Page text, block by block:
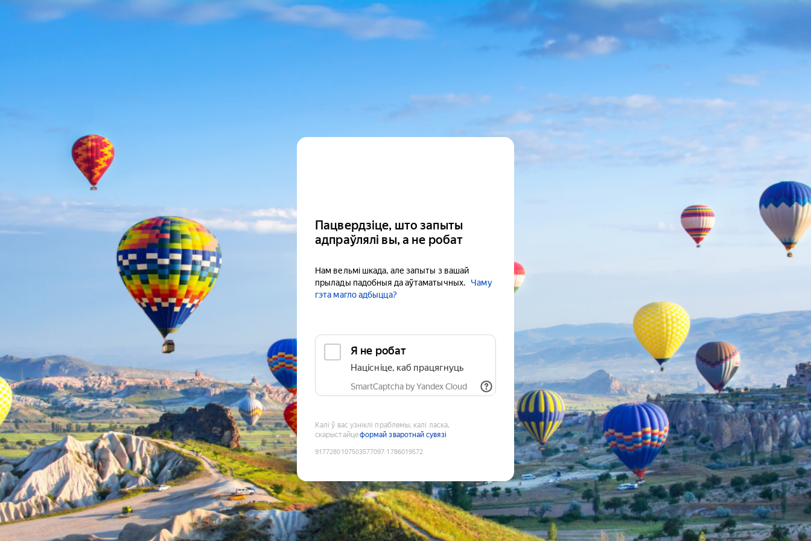
Пацвердзіце, што запыты
адпраўлялі вы, а не робат
Нам вельмі шкада, але запыты з вашай
прылады падобныя да аўтаматычных.
Чаму
гэта магло адбыцца?
Я не робат
Націсніце, каб працягнуць
SmartCaptcha by Yandex Cloud
Калі ў вас узніклі праблемы, калі ласка,
скарыстайцеформай зваротнай сувязі
9177280107503577097:1786019572